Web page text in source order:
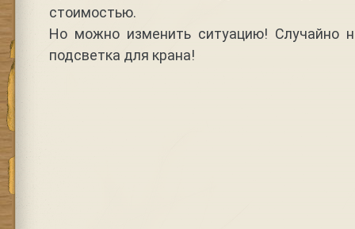
стоимостью.
Но можно изменить ситуацию! Случайно
подсветка для крана!